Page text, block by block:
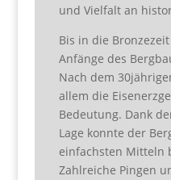
und Vielfalt an
Bis in die
Anfänge des
Nach dem
allem die
Bedeutung. Dank
Lage konnte der
einfachsten Mitteln
Zahlreiche Pingen